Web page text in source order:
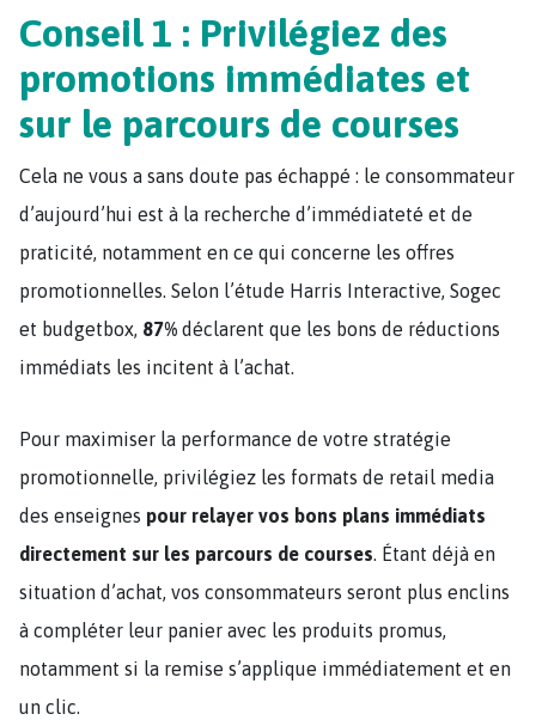
Conseil 1 : Privilégiez des
promotions immédiates et
sur le parcours de courses
Cela ne vous a sans doute pas échappé : le consommateur
d’aujourd’hui est à la recherche d’immédiateté et de
praticité, notamment en ce qui concerne les offres
promotionnelles. Selon l’étude Harris Interactive, Sogec
et budgetbox, 87% déclarent que les bons de réductions
immédiats les incitent à l’achat.
Pour maximiser la performance de votre stratégie
promotionnelle, privilégiez les formats de retail media
des enseignes pour relayer vos bons plans immédiats
directement sur les parcours de courses. Étant déjà en
situation d’achat, vos consommateurs seront plus enclins
à compléter leur panier avec les produits promus,
notamment si la remise s’applique immédiatement et en
un clic.